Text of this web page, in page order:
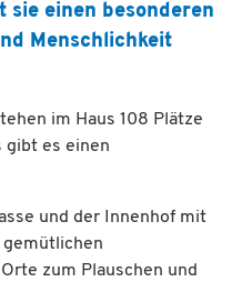
sie einen besonderen
Menschlichkeit
im Haus 108 Plätze
gibt es einen
und der Innenhof mit
zum Plauschen und